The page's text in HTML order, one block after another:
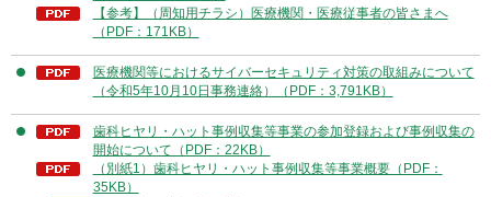
【参考】（周知用チラシ）医療機関・医療従事者の皆さまへ
（PDF：171KB）
医療機関等におけるサイバーセキュリティ対策の取組みについて
（令和5年10月10日事務連絡）（PDF：3,791KB）
歯科ヒヤリ・ハット事例収集等事業の参加登録および事例収集の
開始について（PDF：22KB）
（別紙1）歯科ヒヤリ・ハット事例収集等事業概要（PDF：
35KB）